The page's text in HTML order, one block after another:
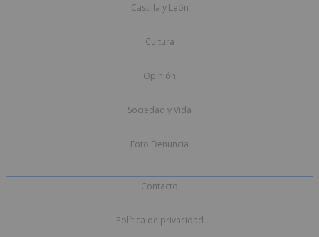
Castilla y León
Cultura
Opinión
Sociedad y Vida
Foto Denuncia
Contacto
Política de privacidad